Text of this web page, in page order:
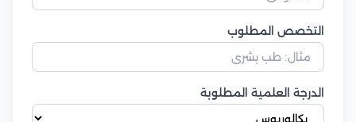
التخصص المطلوب
الدرجة العلمية المطلوبة